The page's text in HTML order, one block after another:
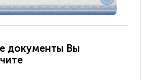
документы Вы